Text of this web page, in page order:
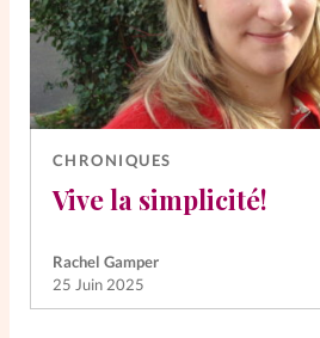
CHRONIQUES
Vive la simplicité!
Rachel Gamper
25 Juin 2025